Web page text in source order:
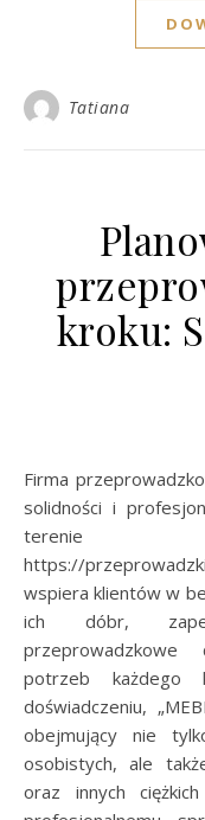
Tatiana
kroku:
Firma przeprowadzkowa „MEBELKI” stanowi kwintesencję
solidności i
terenie
https://
wspiera klientów w
ich dóbr,
przeprowadzkowe
potrzeb każdego
doświadczeniu,
obejmujący nie
osobistych, ale
oraz innych